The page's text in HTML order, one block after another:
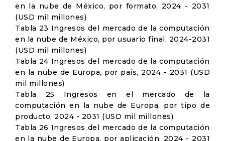
en la nube de México, por formato, 2024 - 2031
(USD mil millones)
Tabla 23 Ingresos del mercado de la computación
en la nube de México, por usuario final, 2024-2031
(USD mil millones)
Tabla 24 Ingresos del mercado de la computación
en la nube de Europa, por país, 2024 - 2031 (USD
mil millones)
Tabla 25 Ingresos en el mercado de la
computación en la nube de Europa, por tipo de
producto, 2024 - 2031 (USD mil millones)
Tabla 26 Ingresos del mercado de la computación
en la nube de Europa, por aplicación, 2024 - 2031